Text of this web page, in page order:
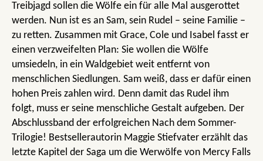
Treibjagd sollen die Wölfe ein für alle Mal ausgerottet
werden. Nun ist es an Sam, sein Rudel – seine Familie –
zu retten. Zusammen mit Grace, Cole und Isabel fasst er
einen verzweifelten Plan: Sie wollen die Wölfe
umsiedeln, in ein Waldgebiet weit entfernt von
menschlichen Siedlungen. Sam weiß, dass er dafür einen
hohen Preis zahlen wird. Denn damit das Rudel ihm
folgt, muss er seine menschliche Gestalt aufgeben. Der
Abschlussband der erfolgreichen Nach dem Sommer-
Trilogie! Bestsellerautorin Maggie Stiefvater erzählt das
letzte Kapitel der Saga um die Werwölfe von Mercy Falls